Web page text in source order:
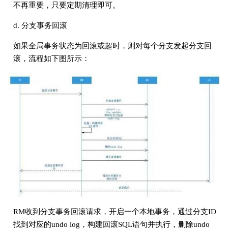
不再重要，只要定期清理即可。
d. 分支事务回滚
如果全局事务状态为回滚或超时，则对每个分支发起分支回
滚，流程如下图所示：
RM收到分支事务回滚请求，开启一个本地事务，通过分支ID
找到对应的undo log，构建回滚SQL语句并执行，删除undo